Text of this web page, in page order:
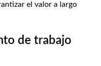
el valor a largo
de trabajo